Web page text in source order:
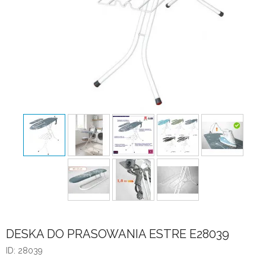
DESKA DO PRASOWANIA ESTRE E28039
ID: 28039